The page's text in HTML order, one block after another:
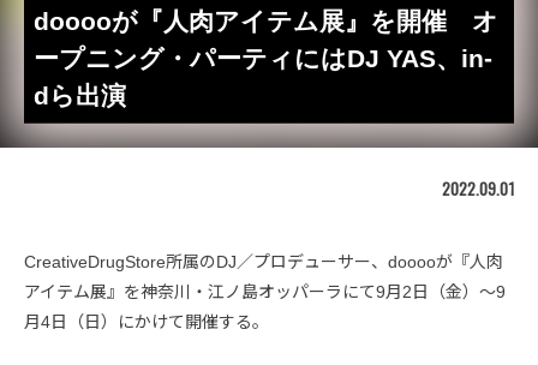
dooooが『人肉アイテム展』を開催 オ
ープニング・パーティにはDJ YAS、in-
dら出演
2022.09.01
CreativeDrugStore所属のDJ／プロデューサー、dooooが『人肉
アイテム展』を神奈川・江ノ島オッパーラにて9月2日（金）～9
月4日（日）にかけて開催する。